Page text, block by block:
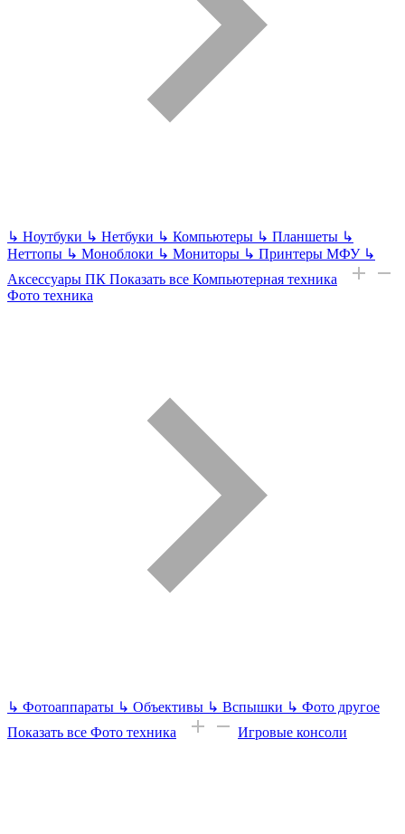
↳ Ноутбуки ↳ Нетбуки ↳ Компьютеры ↳ Планшеты ↳
Неттопы ↳ Моноблоки ↳ Мониторы ↳ Принтеры МФУ ↳
Аксессуары ПК Показать все Компьютерная техника
Фото техника
↳ Фотоаппараты ↳ Объективы ↳ Вспышки ↳ Фото другое
Показать все Фото техника
Игровые консоли